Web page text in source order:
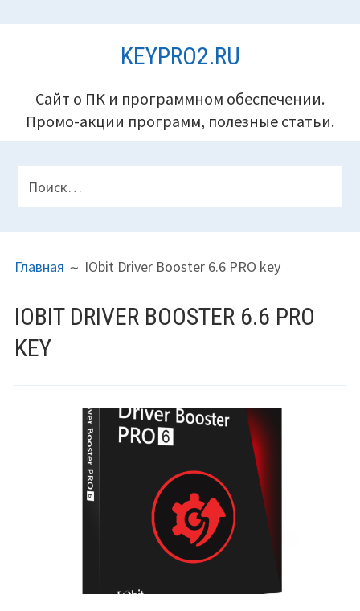
KEYPRO2.RU
Сайт о ПК и программном обеспечении.
Промо-акции программ, полезные статьи.
ВЕРХНЕГО
КОЛОНТИТУЛА
Найти:
НА
(ХЛЕБНЫЕ
КРОШКИ)
Главная IObit Driver Booster 6.6 PRO key
IOBIT DRIVER BOOSTER 6.6 PRO
KEY